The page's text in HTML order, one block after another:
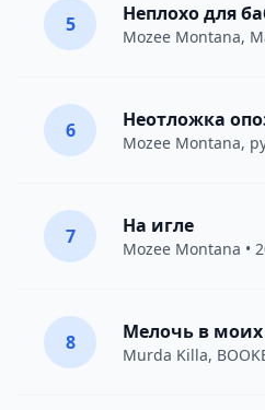
5 Неплохо для
Mozee Montana,
6 Неотложка
Mozee Montana,
7 На игле
Mozee Montana •
8 Мелочь в
Murda Killa,